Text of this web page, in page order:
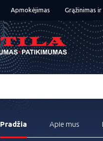
Apmokėjimas Grąžinimas
Pradžia Apie mus